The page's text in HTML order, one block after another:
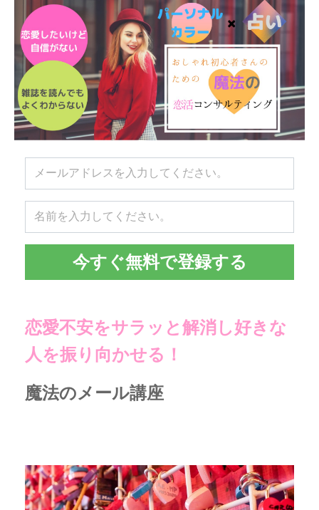
今すぐ無料で登録する
恋愛不安をサラッと解消し好きな
人を振り向かせる！
魔法のメール講座